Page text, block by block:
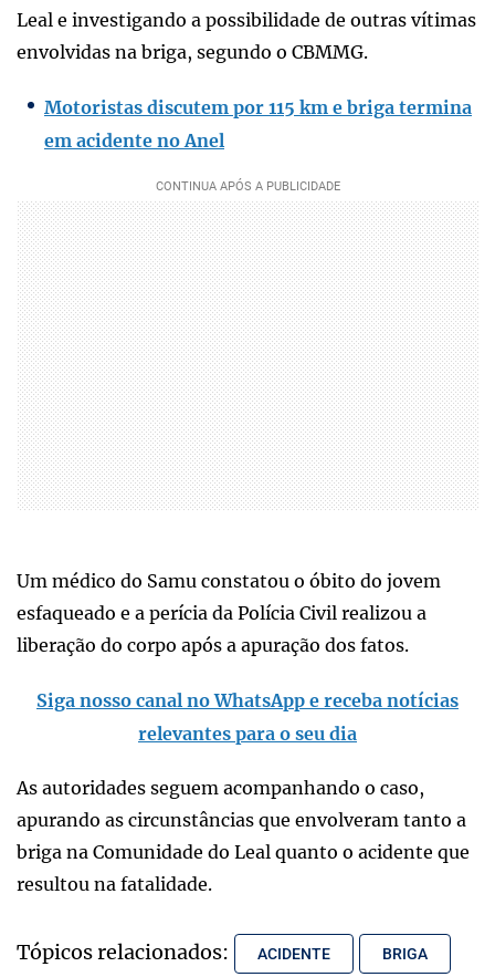
Leal e investigando a possibilidade de outras vítimas
envolvidas na briga, segundo o CBMMG.
Motoristas discutem por 115 km e briga termina
em acidente no Anel
Um médico do Samu constatou o óbito do jovem
esfaqueado e a perícia da Polícia Civil realizou a
liberação do corpo após a apuração dos fatos.
Siga nosso canal no WhatsApp e receba notícias
relevantes para o seu dia
As autoridades seguem acompanhando o caso,
apurando as circunstâncias que envolveram tanto a
briga na Comunidade do Leal quanto o acidente que
resultou na fatalidade.
Tópicos relacionados: ACIDENTE BRIGA